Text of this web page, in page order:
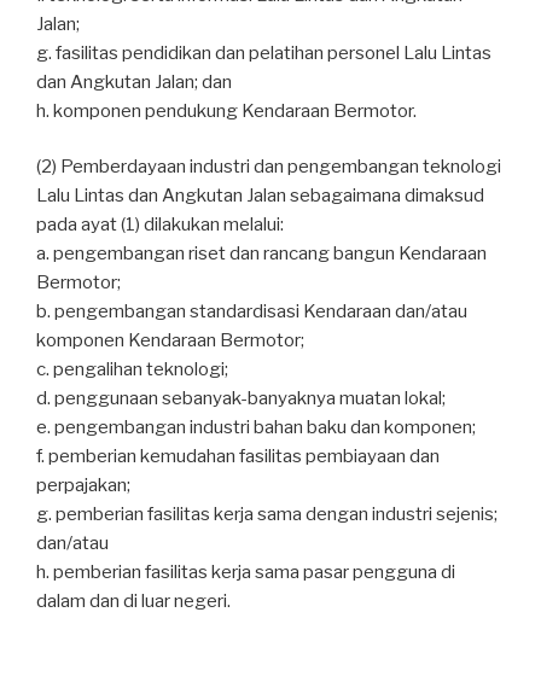
Jalan;
g. fasilitas pendidikan dan pelatihan personel Lalu Lintas
dan Angkutan Jalan; dan
h. komponen pendukung Kendaraan Bermotor.
(2) Pemberdayaan industri dan pengembangan teknologi
Lalu Lintas dan Angkutan Jalan sebagaimana dimaksud
pada ayat (1) dilakukan melalui:
a. pengembangan riset dan rancang bangun Kendaraan
Bermotor;
b. pengembangan standardisasi Kendaraan dan/atau
komponen Kendaraan Bermotor;
c. pengalihan teknologi;
d. penggunaan sebanyak-banyaknya muatan lokal;
e. pengembangan industri bahan baku dan komponen;
f. pemberian kemudahan fasilitas pembiayaan dan
perpajakan;
g. pemberian fasilitas kerja sama dengan industri sejenis;
dan/atau
h. pemberian fasilitas kerja sama pasar pengguna di
dalam dan di luar negeri.